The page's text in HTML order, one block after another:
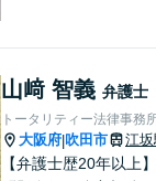
あれば出張相談にも応
りますのでお気軽にご
ださい。
山﨑 智義 弁護士
トータリティー法律事務
大阪府|吹田市 江坂
【弁護士歴20年以上